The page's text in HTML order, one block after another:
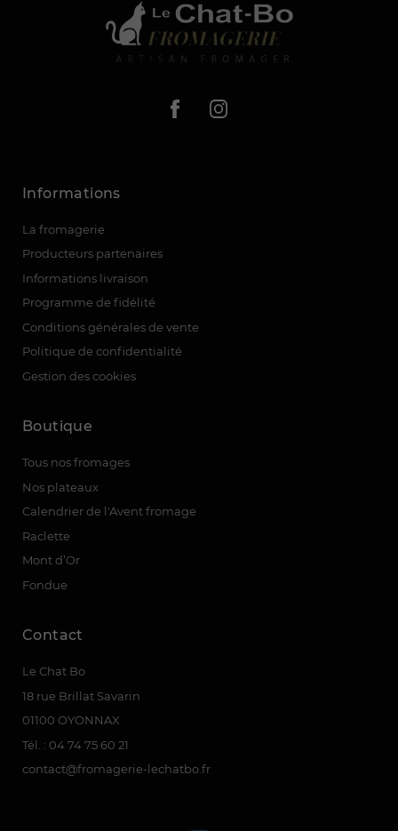
Informations
La fromagerie
Producteurs partenaires
Informations livraison
Programme de fidélité
Conditions générales de vente
Politique de confidentialité
Gestion des cookies
Boutique
Tous nos fromages
Nos plateaux
Calendrier de l'Avent fromage
Raclette
Mont d’Or
Fondue
Contact
Le Chat Bo
18 rue Brillat Savarin
01100 OYONNAX
Tél. : 04 74 75 60 21
contact@fromagerie-lechatbo.fr